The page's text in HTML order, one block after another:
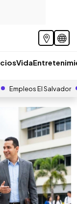
Vida
Empleos El Salvador